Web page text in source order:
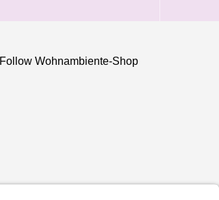
Follow Wohnambiente-Shop